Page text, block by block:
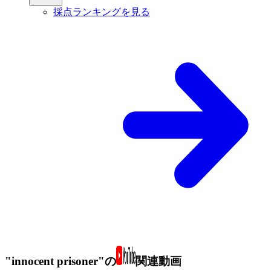
採点ランキングを見る
"innocent prisoner"の 関連動画